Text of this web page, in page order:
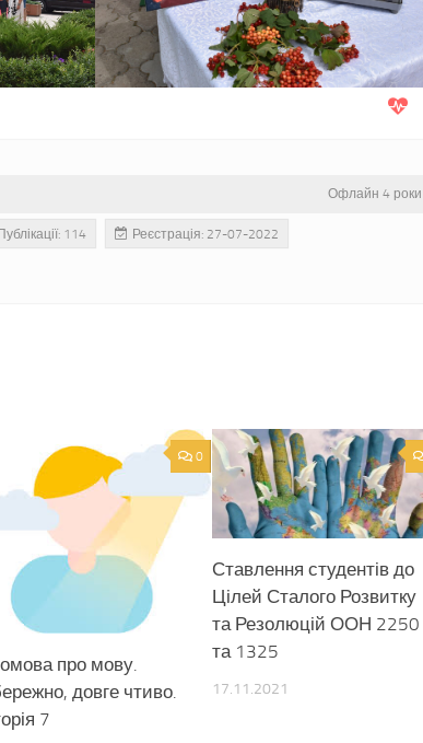
Офлайн 4 роки
114 Реєстрація: 27-07-2022
0
про мову.
довге чтиво.
7
Ставлення студентів до
Цілей Сталого Розвитку
та Резолюцій ООН 2250
та 1325
17.11.2021